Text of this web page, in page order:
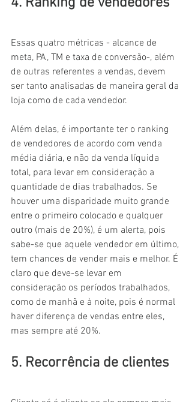
Essas quatro métricas - alcance de
meta, PA, TM e taxa de conversão-, além
de outras referentes a vendas, devem
ser tanto analisadas de maneira geral da
loja como de cada vendedor.
Além delas, é importante ter o ranking
de vendedores de acordo com venda
média diária, e não da venda líquida
total, para levar em consideração a
quantidade de dias trabalhados. Se
houver uma disparidade muito grande
entre o primeiro colocado e qualquer
outro (mais de 20%), é um alerta, pois
sabe-se que aquele vendedor em último,
tem chances de vender mais e melhor. É
claro que deve-se levar em
consideração os períodos trabalhados,
como de manhã e à noite, pois é normal
haver diferença de vendas entre eles,
mas sempre até 20%.
5. Recorrência de clientes